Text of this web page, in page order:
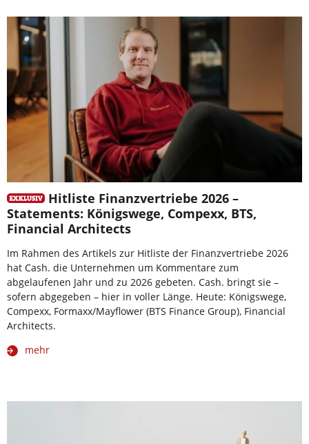
Hitliste Finanzvertriebe 2026 –
Statements: Königswege, Compexx, BTS,
Financial Architects
Im Rahmen des Artikels zur Hitliste der Finanzvertriebe 2026
hat Cash. die Unternehmen um Kommentare zum
abgelaufenen Jahr und zu 2026 gebeten. Cash. bringt sie –
sofern abgegeben – hier in voller Länge. Heute: Königswege,
Compexx, Formaxx/Mayflower (BTS Finance Group), Financial
Architects.
mehr